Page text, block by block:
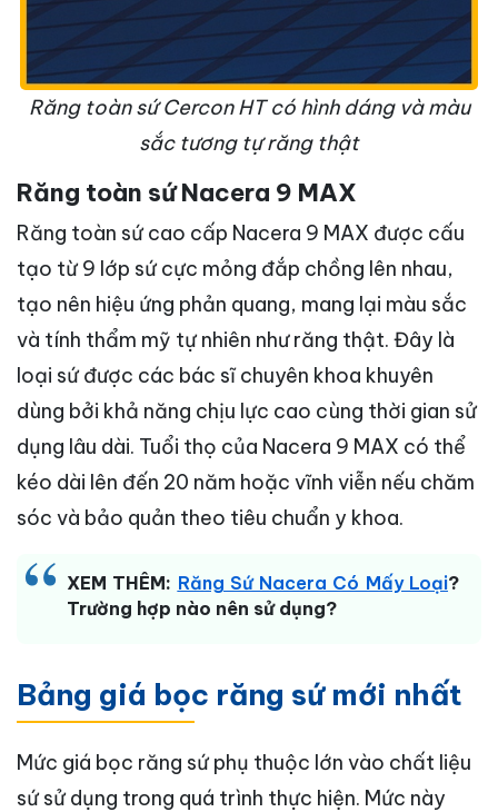
Răng toàn sứ Cercon HT có hình dáng và màu
sắc tương tự răng thật
Răng toàn sứ Nacera 9 MAX
Răng toàn sứ cao cấp Nacera 9 MAX được cấu
tạo từ 9 lớp sứ cực mỏng đắp chồng lên nhau,
tạo nên hiệu ứng phản quang, mang lại màu sắc
và tính thẩm mỹ tự nhiên như răng thật. Đây là
loại sứ được các bác sĩ chuyên khoa khuyên
dùng bởi khả năng chịu lực cao cùng thời gian sử
dụng lâu dài. Tuổi thọ của Nacera 9 MAX có thể
kéo dài lên đến 20 năm hoặc vĩnh viễn nếu chăm
sóc và bảo quản theo tiêu chuẩn y khoa.
XEM THÊM: Răng Sứ Nacera Có Mấy Loại?
Trường hợp nào nên sử dụng?
Bảng giá bọc răng sứ mới nhất
Mức giá bọc răng sứ phụ thuộc lớn vào chất liệu
sứ sử dụng trong quá trình thực hiện. Mức này